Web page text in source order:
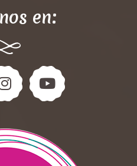
en: